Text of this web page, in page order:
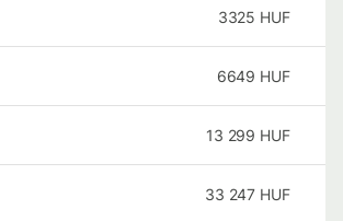
3325 HUF
6649 HUF
13 299 HUF
33 247 HUF